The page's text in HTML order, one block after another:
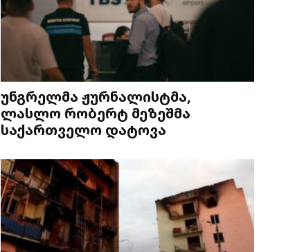
უნგრელმა ჟურნალისტმა,
ლასლო რობერტ მეზეშმა
საქართველო დატოვა